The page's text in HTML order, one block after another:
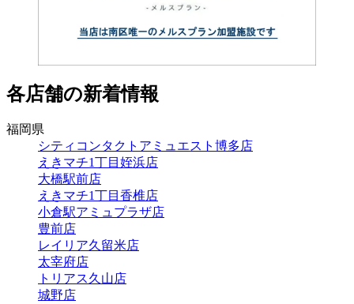
各店舗の新着情報
福岡県
シティコンタクトアミュエスト博多店
えきマチ1丁目姪浜店
大橋駅前店
えきマチ1丁目香椎店
小倉駅アミュプラザ店
豊前店
レイリア久留米店
太宰府店
トリアス久山店
城野店